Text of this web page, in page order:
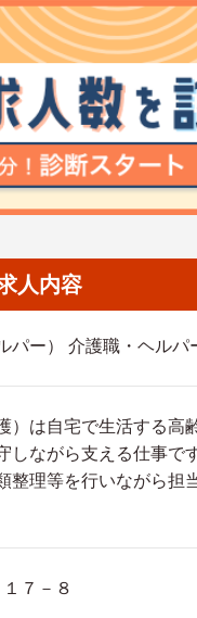
人内容
パー） 介護職・ヘルパ
）は自宅で生活する高
しながら支える仕事です
整理等を行いながら担
７－８